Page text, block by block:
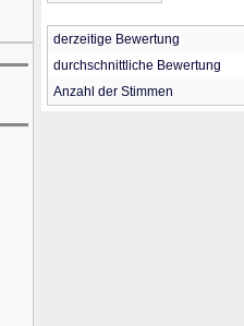
derzeitige Bewertung
durchschnittliche Bewertung
Anzahl der Stimmen